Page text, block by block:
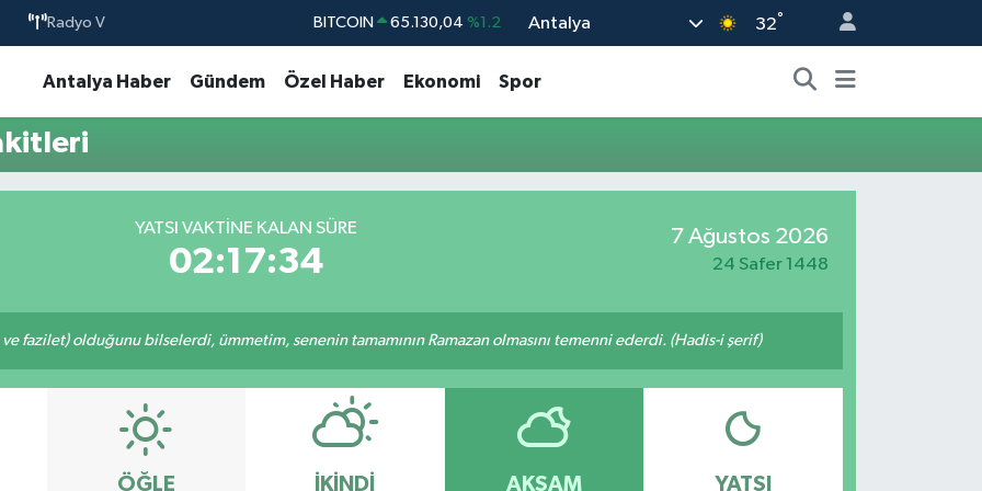
Radyo V BITCOIN 65.130,04 %1.2
BİST100
Antalya 32°
Antalya Haber Gündem Özel Haber Ekonomi Spor
YATSI VAKTINE KALAN SÜRE
02:17:34
7 Ağustos 2026
24 Safer 1448
ve fazilet) olduğunu bilselerdi, ümmetim, senenin tamamının Ramazan olmasını temenni ederdi. (Hadis-i şerif)
ÖĞLE İKINDI AKŞAM YATSI